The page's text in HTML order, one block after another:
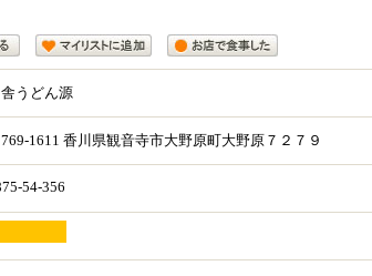
舎うどん源
769-1611 香川県観音寺市大野原町大野原７２７９
54-356